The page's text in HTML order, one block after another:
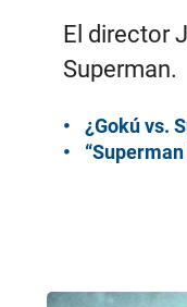
El director
Superman.
¿Gokú vs.